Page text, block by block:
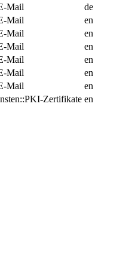
Mail
de
Mail
en
Mail
en
Mail
en
Mail
en
Mail
en
Mail
en
Zertifikate en